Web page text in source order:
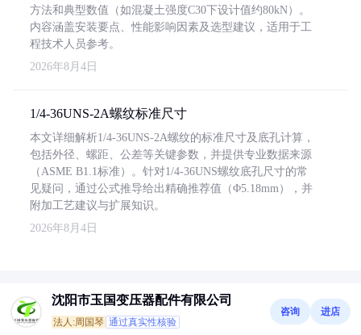
方法和典型数值（如混凝土强度C30下设计值约80kN）。
内容涵盖安装要点、性能影响因素及选型建议，适用于工
程技术人员参考。
2026年8月4日
1/4-36UNS-2A螺纹标准尺寸
本文详细解析1/4-36UNS-2A螺纹的标准尺寸及底孔计算，
包括外径、螺距、公差等关键参数，并提供专业数据来源
（ASME B1.1标准）。针对1/4-36UNS螺纹底孔尺寸的常
见疑问，通过公式推导给出精确推荐值（Φ5.18mm），并
附加工艺建议与扩展知识。
2026年8月4日
沈阳市玉国变压器配件有限公司
法人:周国琴 通过真实性核验
咨询 进店